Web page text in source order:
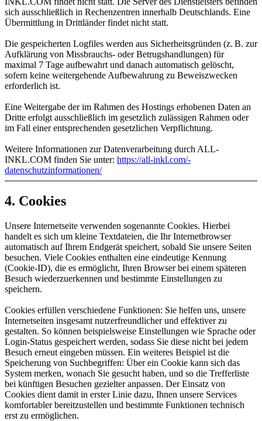
sich ausschließlich in Rechenzentren innerhalb Deutschlands. Eine
Übermittlung in Drittländer findet nicht statt.
Die gespeicherten Logfiles werden aus Sicherheitsgründen (z. B. zur
Aufklärung von Missbrauchs- oder Betrugshandlungen) für
maximal 7 Tage aufbewahrt und danach automatisch gelöscht,
sofern keine weitergehende Aufbewahrung zu Beweiszwecken
erforderlich ist.
Eine Weitergabe der im Rahmen des Hostings erhobenen Daten an
Dritte erfolgt ausschließlich im gesetzlich zulässigen Rahmen oder
im Fall einer entsprechenden gesetzlichen Verpflichtung.
Weitere Informationen zur Datenverarbeitung durch ALL-
INKL.COM finden Sie unter: https:/​­/​­all-inkl.com/​­
datenschutzinformationen/​­
4. Cookies
Unsere Internetseite verwenden sogenannte Cookies. Hierbei
handelt es sich um kleine Textdateien, die Ihr Internetbrowser
automatisch auf Ihrem Endgerät speichert, sobald Sie unsere Seiten
besuchen. Viele Cookies enthalten eine eindeutige Kennung
(Cookie-ID), die es ermöglicht, Ihren Browser bei einem späteren
Besuch wiederzuerkennen und bestimmte Einstellungen zu
speichern.
Cookies erfüllen verschiedene Funktionen: Sie helfen uns, unsere
Internetseiten insgesamt nutzerfreundlicher und effektiver zu
gestalten. So können beispielsweise Einstellungen wie Sprache oder
Login-Status gespeichert werden, sodass Sie diese nicht bei jedem
Besuch erneut eingeben müssen. Ein weiteres Beispiel ist die
Speicherung von Suchbegriffen: Über ein Cookie kann sich das
System merken, wonach Sie gesucht haben, und so die Trefferliste
bei künftigen Besuchen gezielter anpassen. Der Einsatz von
Cookies dient damit in erster Linie dazu, Ihnen unsere Services
komfortabler bereitzustellen und bestimmte Funktionen technisch
erst zu ermöglichen.